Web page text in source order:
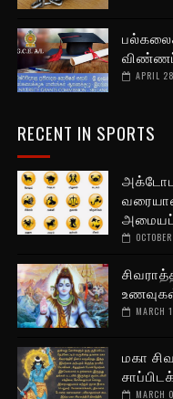
APRIL
RECENT IN SPORTS
MARCH
மகா
MARCH